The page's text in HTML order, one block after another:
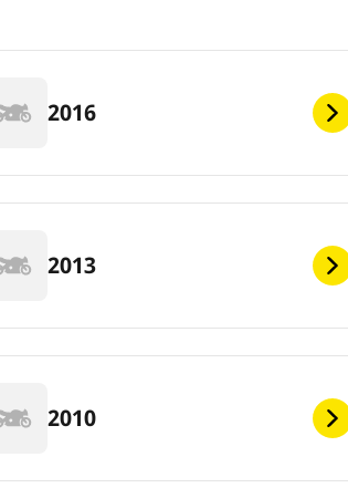
2016
2013
2010